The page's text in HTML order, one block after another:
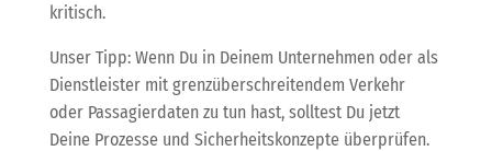
kritisch.
Unser Tipp: Wenn Du in Deinem Unternehmen oder als
Dienstleister mit grenzüberschreitendem Verkehr
oder Passagierdaten zu tun hast, solltest Du jetzt
Deine Prozesse und Sicherheitskonzepte überprüfen.